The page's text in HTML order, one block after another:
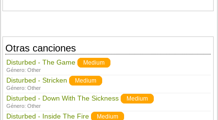
Otras canciones
Disturbed - The Game Medium
Género:Other
Disturbed - Stricken Medium
Género:Other
Disturbed - Down With The Sickness Medium
Género:Other
Disturbed - Inside The Fire Medium